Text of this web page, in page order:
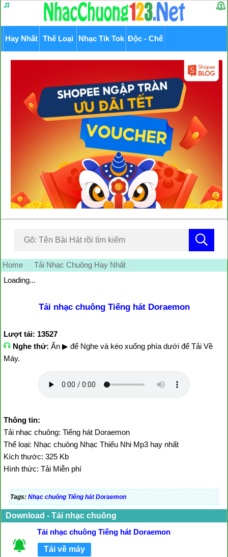
Hay Nhất Thể Loại Nhạc Tik Tok Độc - Chế
Home
Tải Nhạc Chuông Hay Nhất
Loading...
Tải nhạc chuông Tiếng hát Doraemon
Lượt tải: 13527
Nghe thử: Ấn ▶ để Nghe và kéo xuống phía dưới để Tải Về
Máy.
Thông tin:
Tải nhạc chuông: Tiếng hát Doraemon
Thể loại: Nhạc chuông Nhạc Thiếu Nhi Mp3 hay nhất
Kích thước: 325 Kb
Hình thức: Tải Miễn phí
Tags: Nhạc chuông Tiếng hát Doraemon
Download - Tải nhạc chuông
Tải nhạc chuông Tiếng hát Doraemon
Tải về máy